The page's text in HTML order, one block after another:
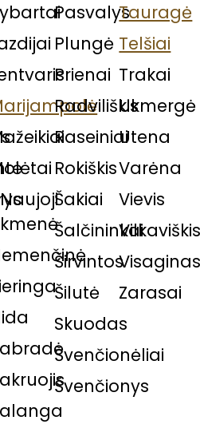
Naujoji
Pasvalys
Plungė
Prienai
Radviliškis
Raseiniai
Rokiškis
Šakiai
Šalčininkai
Širvintos
Šilutė
Skuodas
Švenčionėliai
Švenčionys
Tauragė
Telšiai
Trakai
Ukmergė
Utena
Varėna
Vievis
Zarasai